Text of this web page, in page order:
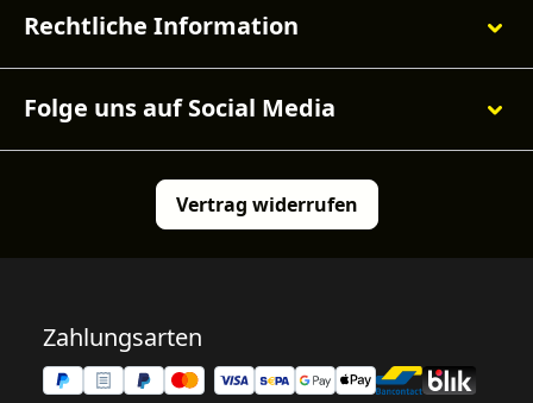
Rechtliche Information
Folge uns auf Social Media
Vertrag widerrufen
Zahlungsarten